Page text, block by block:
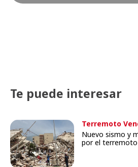
Te puede interesar
Terremoto
Nuevo sismo y
por el terremoto